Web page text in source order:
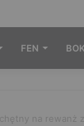
FEN
chętny na rewanż